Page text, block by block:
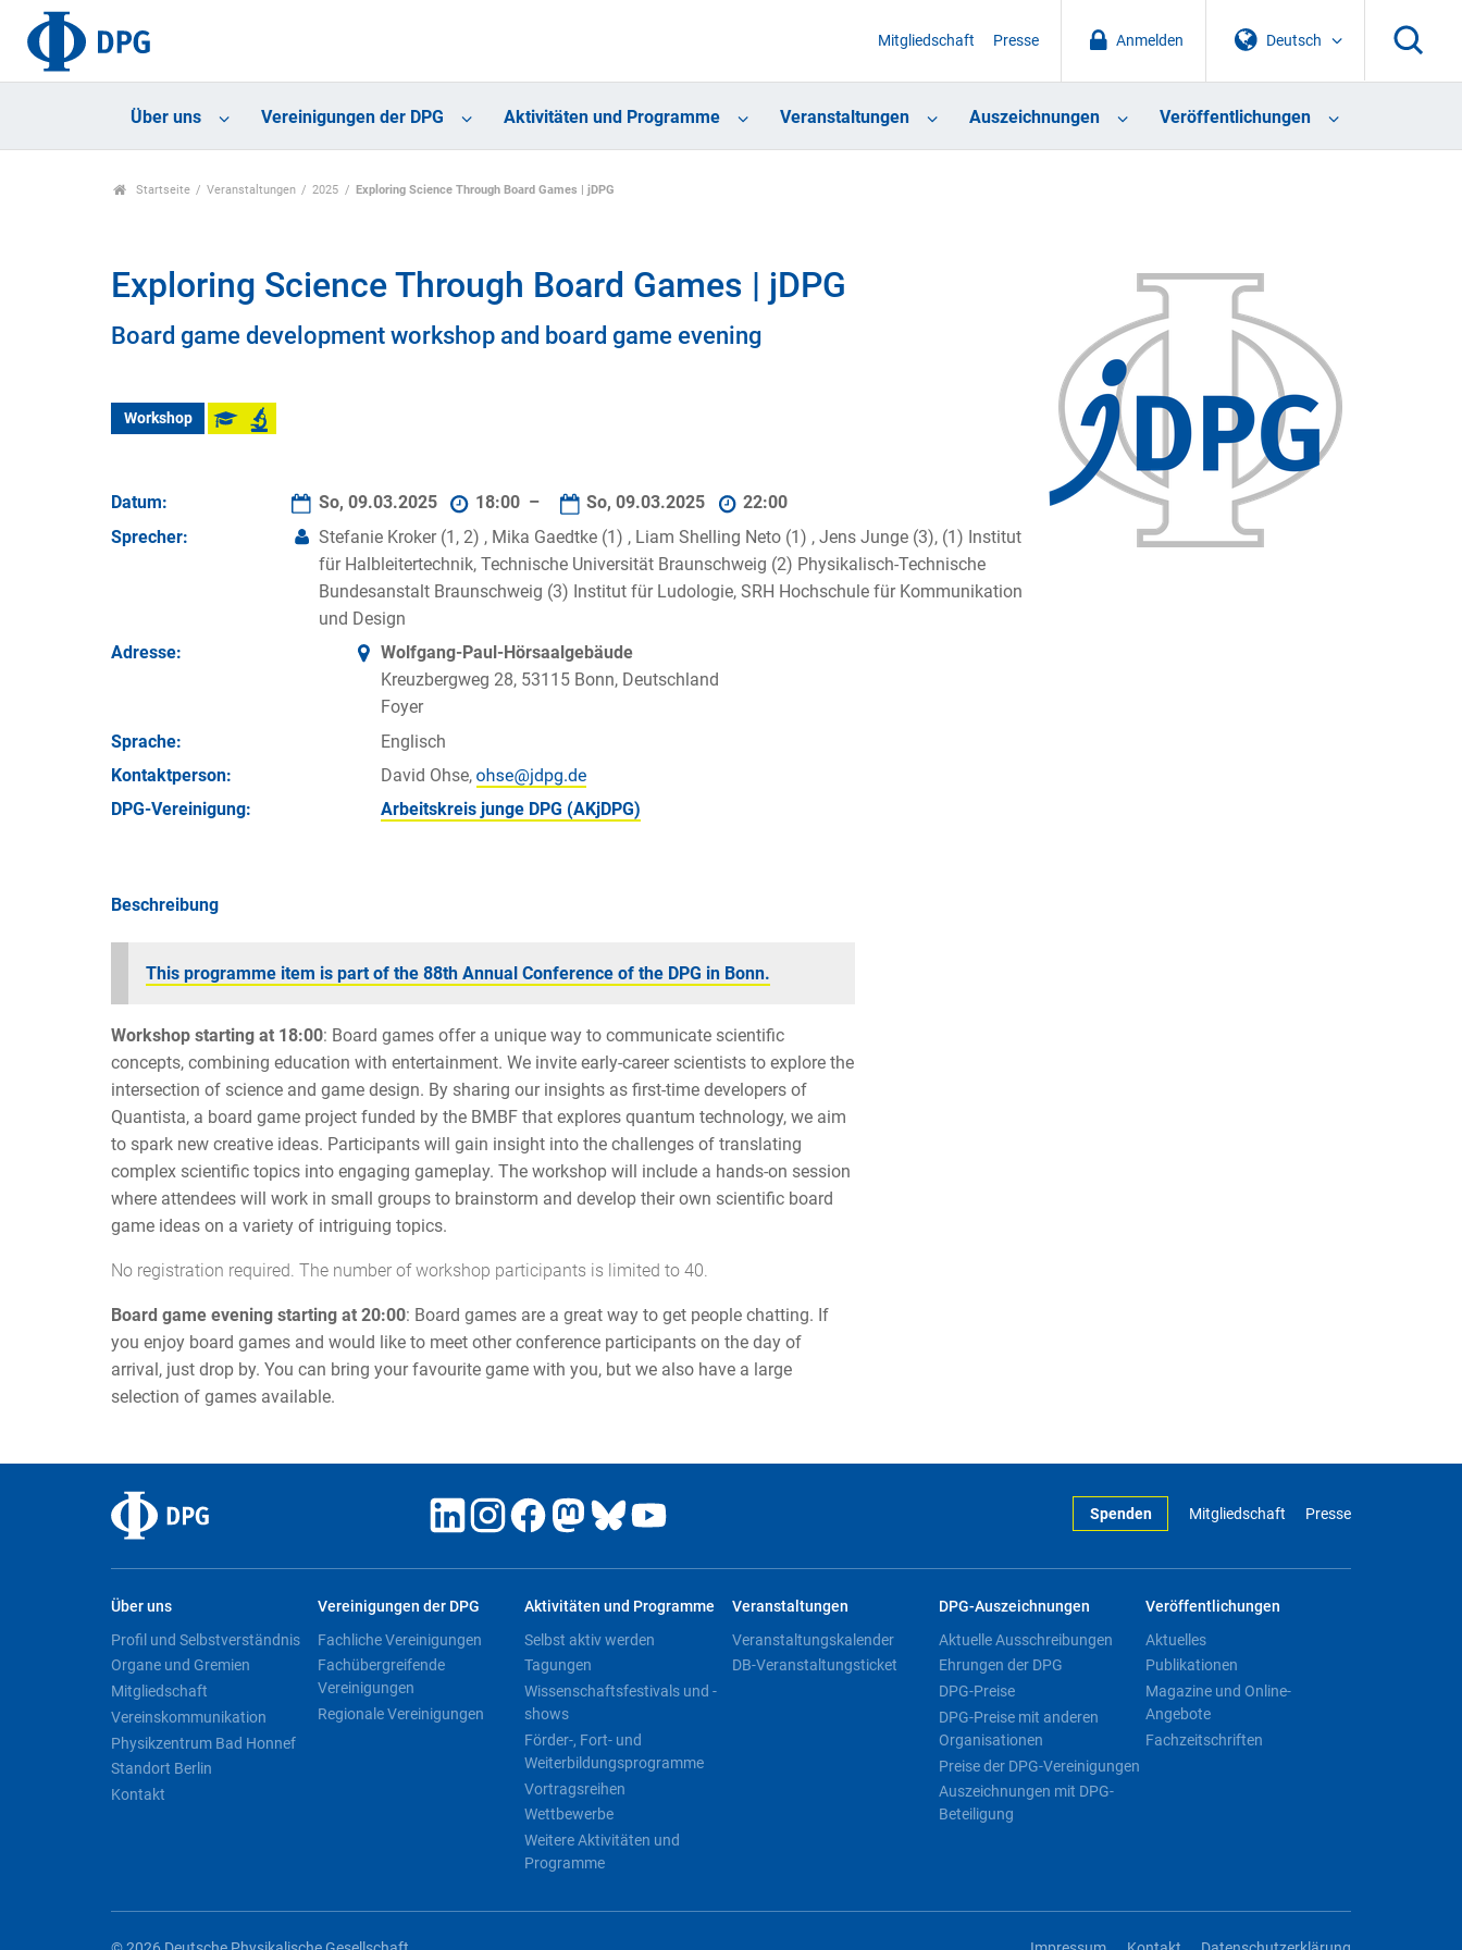
Deutsch
Anmelden
Mitgliedschaft Presse
Über uns Vereinigungen der DPG Aktivitäten und Programme Veranstaltungen Auszeichnungen Veröffentlichungen
Startseite Veranstaltungen 2025 Exploring Science Through Board Games | jDPG
Exploring Science Through Board Games | jDPG
Board game development workshop and board game evening
Workshop
Datum: So, 09.03.2025 18:00 – So, 09.03.2025
22:00
Sprecher:
Stefanie Kroker (1, 2) , Mika Gaedtke (1) , Liam Shelling Neto (1) , Jens Junge (3), (1) Institut
für Halbleitertechnik, Technische Universität Braunschweig (2) Physikalisch-Technische
Bundesanstalt Braunschweig (3) Institut für Ludologie, SRH Hochschule für Kommunikation
und Design
Adresse:
Wolfgang-Paul-Hörsaalgebäude
Kreuzbergweg 28, 53115 Bonn, Deutschland
Foyer
Sprache:
Englisch
Kontakt­person:
David Ohse,
DPG-Vereinigung:
Arbeitskreis junge DPG (AKjDPG)
Beschreibung
This programme item is part of the 88th Annual Conference of the DPG in Bonn.
Workshop starting at 18:00: Board games offer a unique way to communicate scientific
concepts, combining education with entertainment. We invite early-career scientists to explore the
intersection of science and game design. By sharing our insights as first-time developers of
Quantista, a board game project funded by the BMBF that explores quantum technology, we aim
to spark new creative ideas. Participants will gain insight into the challenges of translating
complex scientific topics into engaging gameplay. The workshop will include a hands-on session
where attendees will work in small groups to brainstorm and develop their own scientific board
game ideas on a variety of intriguing topics.
No registration required. The number of workshop participants is limited to 40.
Board game evening starting at 20:00: Board games are a great way to get people chatting. If
you enjoy board games and would like to meet other conference participants on the day of
arrival, just drop by. You can bring your favourite game with you, but we also have a large
selection of games available.
Spenden Mitgliedschaft Presse
Über uns
Profil und Selbstverständnis
Organe und Gremien
Mitgliedschaft
Vereinskommunikation
Physikzentrum Bad Honnef
Standort Berlin
Kontakt
Vereinigungen der DPG
Fachliche Vereinigungen
Fachübergreifende
Vereinigungen
Regionale Vereinigungen
Aktivitäten und Programme
Selbst aktiv werden
Tagungen
Wissenschaftsfestivals und -
shows
Förder-, Fort- und
Weiterbildungsprogramme
Vortragsreihen
Wettbewerbe
Weitere Aktivitäten und
Programme
Veranstaltungen
Veranstaltungskalender
DB-Veranstaltungsticket
DPG-Auszeichnungen
Aktuelle Ausschreibungen
Ehrungen der DPG
DPG-Preise
DPG-Preise mit anderen
Organisationen
Preise der DPG-Vereinigungen
Auszeichnungen mit DPG-
Beteiligung
Veröffentlichungen
Aktuelles
Publikationen
Magazine und Online-
Angebote
Fachzeitschriften